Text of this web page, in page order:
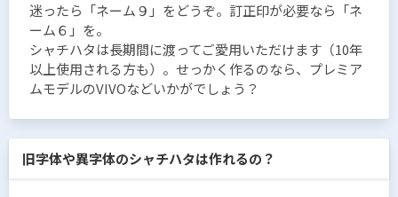
迷ったら「ネーム９」をどうぞ。訂正印が必要なら「ネ
ーム６」を。
シャチハタは長期間に渡ってご愛用いただけます（10年
以上使用される方も）。せっかく作るのなら、プレミア
ムモデルのVIVOなどいかがでしょう？
旧字体や異字体のシャチハタは作れるの？